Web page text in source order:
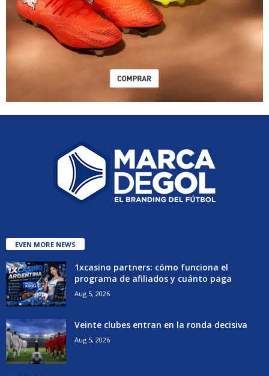
EVEN MORE NEWS
1xcasino partners: cómo funciona el
programa de afiliados y cuánto paga
Aug 5, 2026
Veinte clubes entran en la ronda decisiva
Aug 5, 2026